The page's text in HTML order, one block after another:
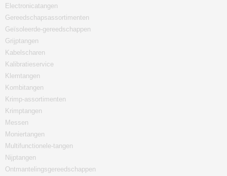
Electronicatangen
Gereedschapsassortimenten
Geïsoleerde-gereedschappen
Grijptangen
Kabelscharen
Kalibratieservice
Klemtangen
Kombitangen
Krimp-assortimenten
Krimptangen
Messen
Moniertangen
Multifunctionele-tangen
Nijptangen
Ontmantelingsgereedschappen